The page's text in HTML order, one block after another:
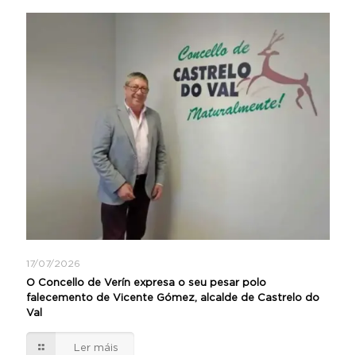
17/07/2026
O Concello de Verín expresa o seu pesar polo
falecemento de Vicente Gómez, alcalde de Castrelo do
Val
Ler máis